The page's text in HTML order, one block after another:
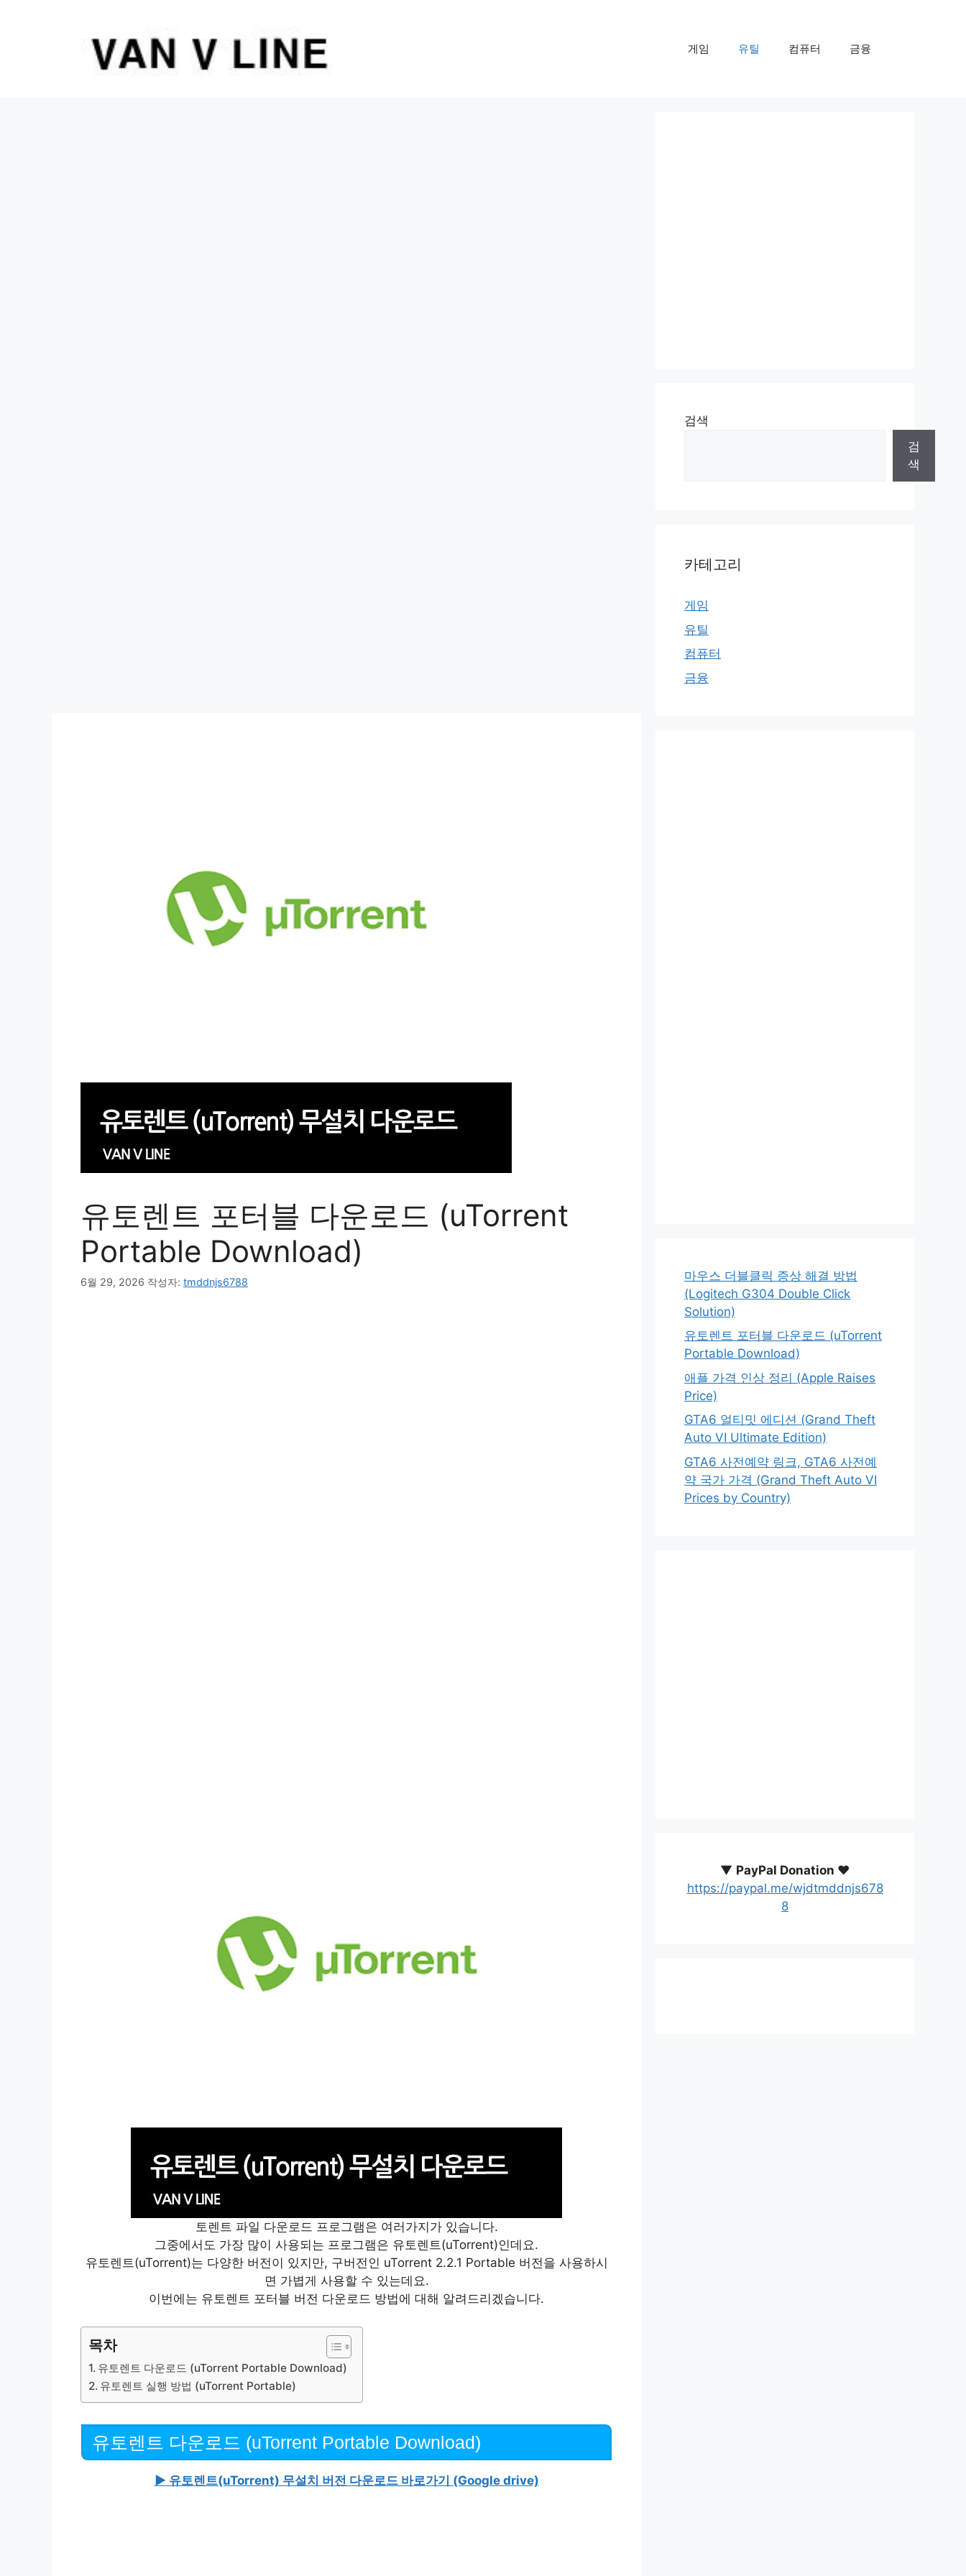
게임 유틸 컴퓨터 금융
유토렌트 포터블 다운로드 (uTorrent
Portable Download)
6월 29, 2026 작성자: tmddnjs6788
토렌트 파일 다운로드 프로그램은 여러가지가 있습니다.
그중에서도 가장 많이 사용되는 프로그램은 유토렌트(uTorrent)인데요.
유토렌트(uTorrent)는 다양한 버전이 있지만, 구버전인 uTorrent 2.2.1 Portable 버전을 사용하시
면 가볍게 사용할 수 있는데요.
이번에는 유토렌트 포터블 버전 다운로드 방법에 대해 알려드리겠습니다.
목차
유토렌트 다운로드 (uTorrent Portable Download)
유토렌트 실행 방법 (uTorrent Portable)
유토렌트 다운로드 (uTorrent Portable Download)
▶ 유토렌트(uTorrent) 무설치 버전 다운로드 바로가기 (Google drive)
검색
검
색
카테고리
게임
유틸
컴퓨터
금융
마우스 더블클릭 증상 해결 방법
(Logitech G304 Double Click
Solution)
유토렌트 포터블 다운로드 (uTorrent
Portable Download)
애플 가격 인상 정리 (Apple Raises
Price)
GTA6 얼티밋 에디션 (Grand Theft
Auto VI Ultimate Edition)
GTA6 사전예약 링크, GTA6 사전예
약 국가 가격 (Grand Theft Auto VI
Prices by Country)
▼ PayPal Donation ♥️
https://paypal.me/wjdtmddnjs678
8